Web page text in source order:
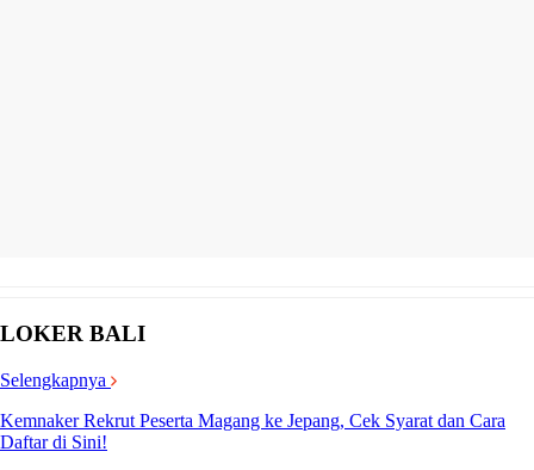
LOKER BALI
Selengkapnya
Kemnaker Rekrut Peserta Magang ke Jepang, Cek Syarat dan Cara
Daftar di Sini!